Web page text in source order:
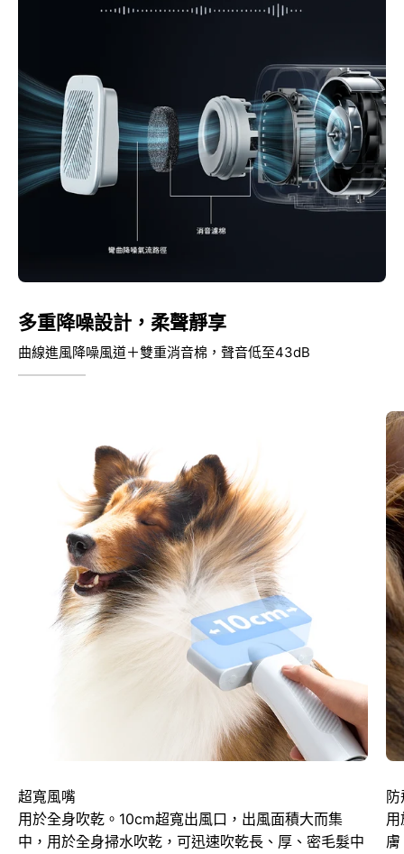
多重降噪設計，柔聲靜享
曲線進風降噪風道＋雙重消音棉，聲音低至43dB
超寬風嘴
用於全身吹乾。10cm超寬出風口，出風面積大而集
中，用於全身掃水吹乾，可迅速吹乾長、厚、密毛髮中